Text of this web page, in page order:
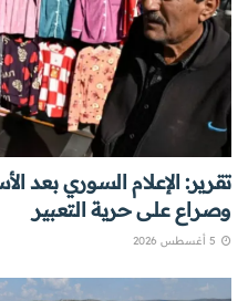
تقرير: الإعلام السوري بعد
وصراع على حرية التعبير